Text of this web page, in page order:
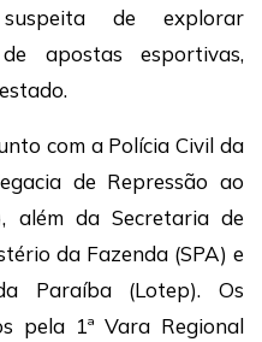
de explorar
apostas esportivas,
com a Polícia Civil da
de Repressão ao
além da Secretaria de
da Fazenda (SPA) e
Paraíba (Lotep). Os
pela 1ª Vara Regional